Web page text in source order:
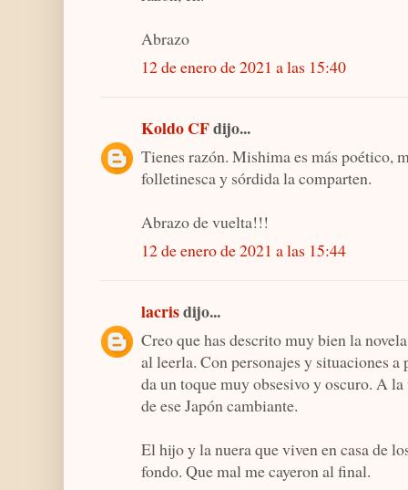
Abrazo
12 de enero de 2021 a las 15:40
Koldo CFdijo...
Tienes razón. Mishima es más poético,
folletinesca y sórdida la comparten.
Abrazo de vuelta!!!
12 de enero de 2021 a las 15:44
lacrisdijo...
Creo que has descrito muy bien la
al leerla. Con personajes y situaciones
da un toque muy obsesivo y oscuro. A
de ese Japón cambiante.
El hijo y la nuera que viven en casa de
fondo. Que mal me cayeron al final.